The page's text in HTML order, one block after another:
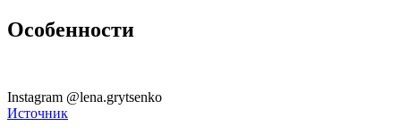
Особенности
Instagram @lena.grytsenko
Источник